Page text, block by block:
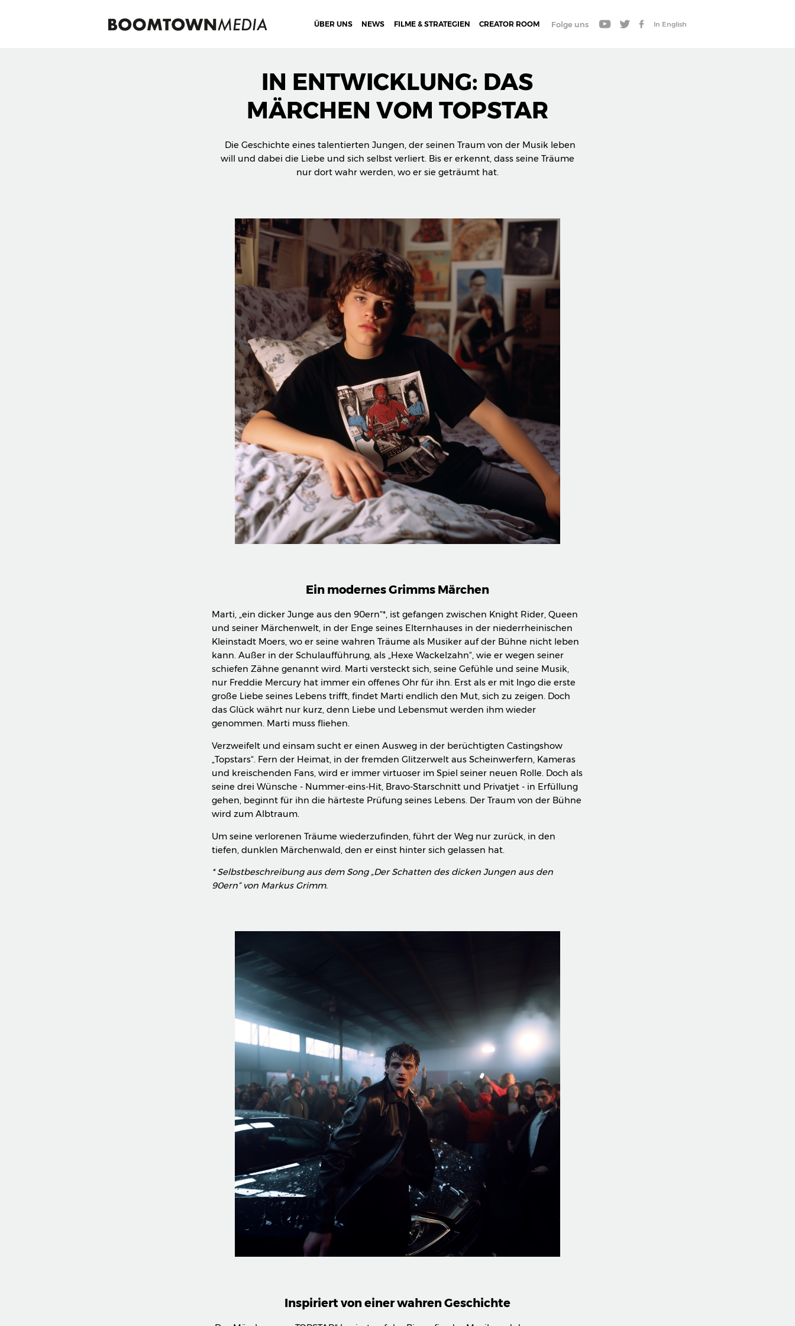
ÜBER UNS NEWS FILME & STRATEGIEN CREATOR ROOM In English
Folge uns
IN ENTWICKLUNG: DAS
MÄRCHEN VOM TOPSTAR
Die Geschichte eines talentierten Jungen, der seinen Traum von der Musik leben
will und dabei die Liebe und sich selbst verliert. Bis er erkennt, dass seine Träume
nur dort wahr werden, wo er sie geträumt hat.
Ein modernes Grimms Märchen
Marti, „ein dicker Junge aus den 90ern“*, ist gefangen zwischen Knight Rider, Queen
und seiner Märchenwelt, in der Enge seines Elternhauses in der niederrheinischen
Kleinstadt Moers, wo er seine wahren Träume als Musiker auf der Bühne nicht leben
kann. Außer in der Schulaufführung, als „Hexe Wackelzahn“, wie er wegen seiner
schiefen Zähne genannt wird. Marti versteckt sich, seine Gefühle und seine Musik,
nur Freddie Mercury hat immer ein offenes Ohr für ihn. Erst als er mit Ingo die erste
große Liebe seines Lebens trifft, findet Marti endlich den Mut, sich zu zeigen. Doch
das Glück währt nur kurz, denn Liebe und Lebensmut werden ihm wieder
genommen. Marti muss fliehen.
Verzweifelt und einsam sucht er einen Ausweg in der berüchtigten Castingshow
„Topstars“. Fern der Heimat, in der fremden Glitzerwelt aus Scheinwerfern, Kameras
und kreischenden Fans, wird er immer virtuoser im Spiel seiner neuen Rolle. Doch als
seine drei Wünsche - Nummer-eins-Hit, Bravo-Starschnitt und Privatjet - in Erfüllung
gehen, beginnt für ihn die härteste Prüfung seines Lebens. Der Traum von der Bühne
wird zum Albtraum.
Um seine verlorenen Träume wiederzufinden, führt der Weg nur zurück, in den
tiefen, dunklen Märchenwald, den er einst hinter sich gelassen hat.
* Selbstbeschreibung aus dem Song „Der Schatten des dicken Jungen aus den
90ern“ von Markus Grimm.
Inspiriert von einer wahren Geschichte